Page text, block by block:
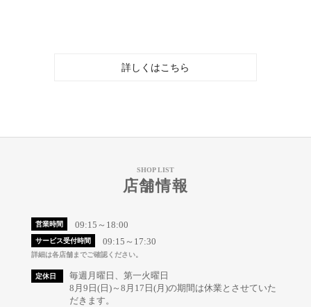
詳しくはこちら
SHOP LIST
店舗情報
営業時間 09:15～18:00
サービス受付時間 09:15～17:30
詳細は各店舗までご確認ください。
定休日
毎週月曜日、第一火曜日
8月9日(日)～8月17日(月)の期間は休業とさせていた
だきます。